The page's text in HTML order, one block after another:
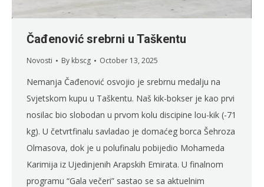
Čađenović srebrni u Taškentu
Novosti By kbscg October 13, 2025
Nemanja Čađenović osvojio je srebrnu medalju na
Svjetskom kupu u Taškentu. Naš kik-bokser je kao prvi
nosilac bio slobodan u prvom kolu discipine lou-kik (-71
kg). U četvrtfinalu savladao je domaćeg borca Šehroza
Olmasova, dok je u polufinalu pobijedio Mohameda
Karimija iz Ujedinjenih Arapskih Emirata. U finalnom
programu “Gala večeri” sastao se sa aktuelnim